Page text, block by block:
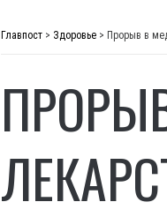
Главпост > Здоровье > Прорыв в